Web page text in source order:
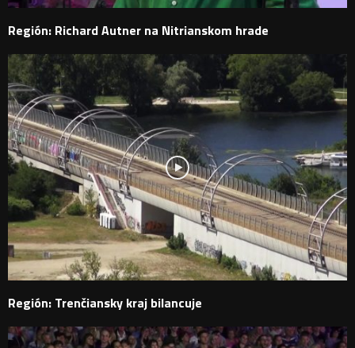
Región: Richard Autner na Nitrianskom hrade
Región: Trenčiansky kraj bilancuje